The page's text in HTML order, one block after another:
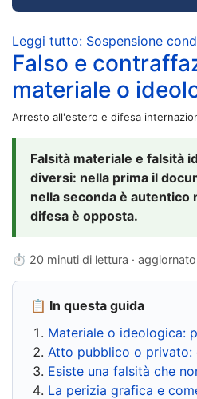
Leggi tutto: Sospensione
Falso e
materiale o
Arresto all'estero e difesa
Falsità materiale e falsità
diversi: nella prima il
nella seconda è autentico
difesa è opposta.
⏱ 20 minuti di lettura ·
📋 In questa guida
Materiale o ideologica:
Atto pubblico o privato:
Esiste una falsità che
La perizia grafica e